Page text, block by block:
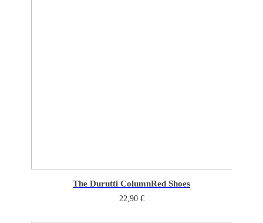
The Durutti ColumnRed Shoes
22,90 €